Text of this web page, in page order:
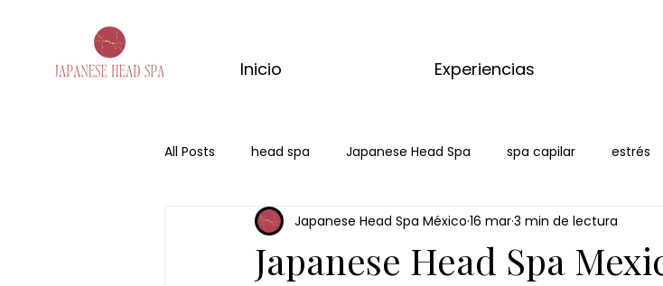
Inicio Experiencias
All Posts head spa Japanese Head Spa spa capilar estrés
san valentin regalo Mexicali
Japanese Head Spa
Japanese Head Spa México 16 mar3 min de lectura